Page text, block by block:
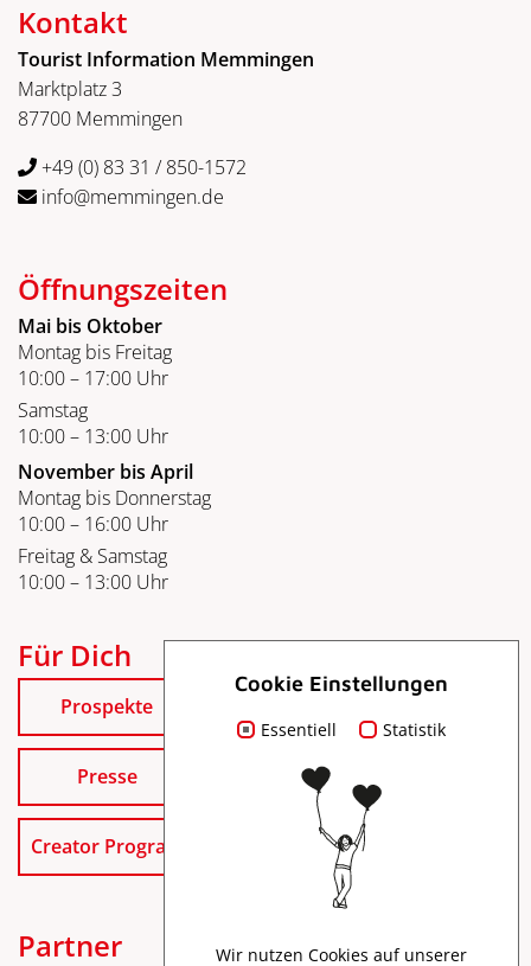
Kontakt
Tourist Information Memmingen
Marktplatz 3
87700 Memmingen
+49 (0) 83 31 / 850-1572
info@memmingen.de
Öffnungszeiten
Mai bis Oktober
Montag bis Freitag
10:00 – 17:00 Uhr
Samstag
10:00 – 13:00 Uhr
November bis April
Montag bis Donnerstag
10:00 – 16:00 Uhr
Freitag & Samstag
10:00 – 13:00 Uhr
Für Dich
Prospekte
Presse
Creator Program
Partner
Cookie Einstellungen
Essentiell Statistik
Wir nutzen Cookies auf unserer